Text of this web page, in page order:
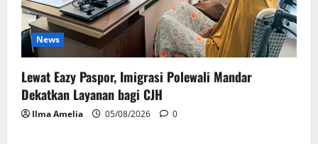
News
Lewat Eazy Paspor, Imigrasi Polewali Mandar
Dekatkan Layanan bagi CJH
Ilma Amelia 05/08/2026 0